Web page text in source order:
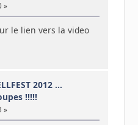
»
le lien vers la video
2012 ...
!!!!!
»